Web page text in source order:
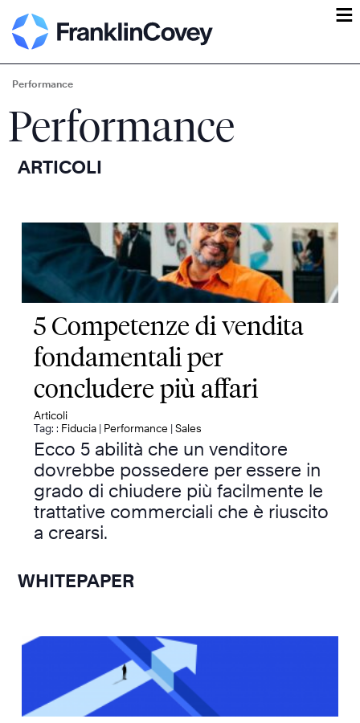
ĕ
Performance
Performance
ARTICOLI
5 Competenze di vendita
fondamentali per
concludere più affari
Articoli
Tag: : Fiducia | Performance |Sales
Ecco 5 abilità che un venditore
dovrebbe possedere per essere in
grado di chiudere più facilmente le
trattative commerciali che è riuscito
a crearsi.
WHITEPAPER